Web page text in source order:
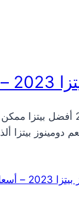
بالصور
منيو دومينوز
دومينوز
كامل بالصور